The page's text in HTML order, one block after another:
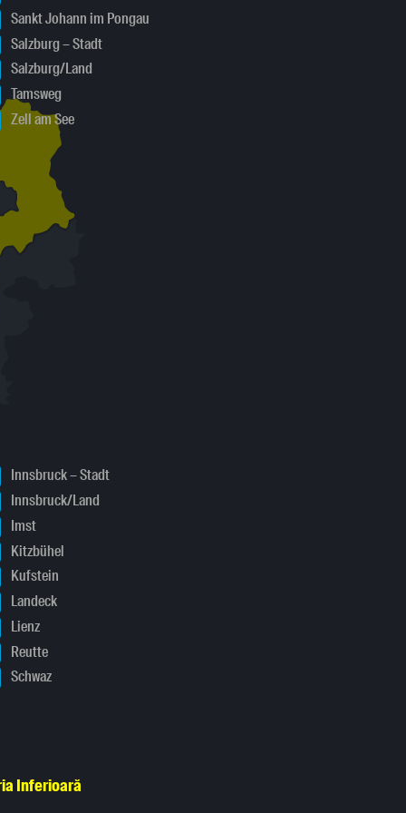
Sankt Johann im Pongau
Salzburg – Stadt
Salzburg/Land
Tamsweg
Zell am See
Innsbruck – Stadt
Innsbruck/Land
Imst
Kitzbühel
Kufstein
Landeck
Lienz
Reutte
Schwaz
Inferioară